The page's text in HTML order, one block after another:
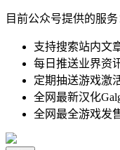
目前公众号提供的服务
支持搜索站内文
每日推送业界资
定期抽送游戏激
全网最新汉化
全网最全游戏发